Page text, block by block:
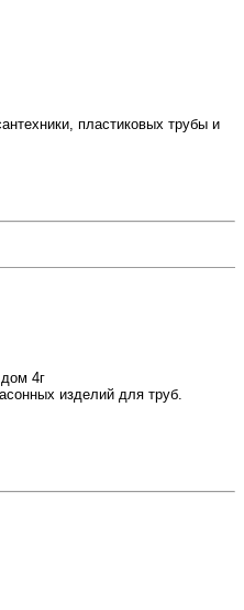
пластиковых трубы и
4г
изделий для труб.